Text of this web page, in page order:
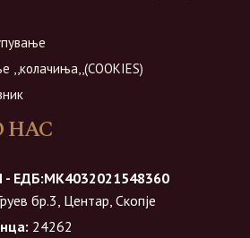
,,колачиња,,(COOKIES)
НАС
ЕДБ:МК4032021548360
бр.3, Центар, Скопје
24262